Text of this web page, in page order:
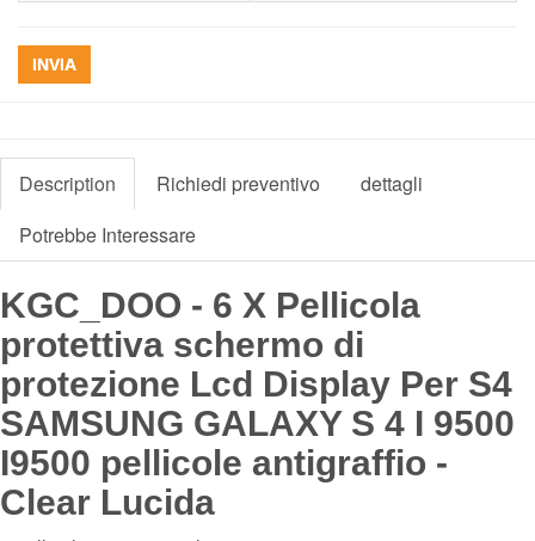
INVIA
Description Richiedi preventivo
dettagli
Potrebbe Interessare
KGC_DOO - 6 X Pellicola
protettiva schermo di
protezione Lcd Display Per S4
SAMSUNG GALAXY S 4 I 9500
I9500 pellicole antigraffio -
Clear Lucida